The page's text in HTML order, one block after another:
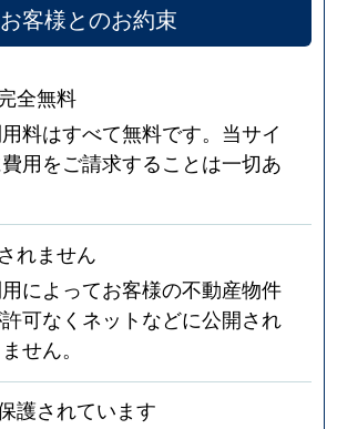
お客様とのお約束
全無料
料はすべて無料です。当サイ
用をご請求することは一切あ
れません
によってお客様の不動産物件
可なくネットなどに公開され
せん。
護されています